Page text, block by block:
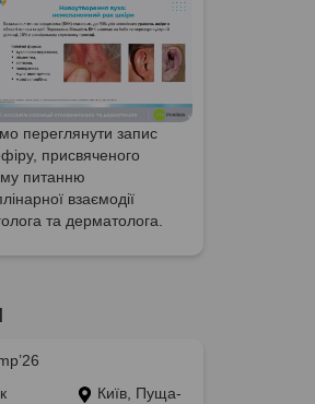
переглянути запис
присвяченого
питанню
взаємодії
та дерматолога.
Київ, Пуща-